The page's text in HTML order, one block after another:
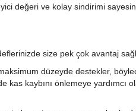
değeri ve kolay sindirimi
size pek çok avantaj
düzeyde destekler,
kas kaybını önlemeye yardımcı